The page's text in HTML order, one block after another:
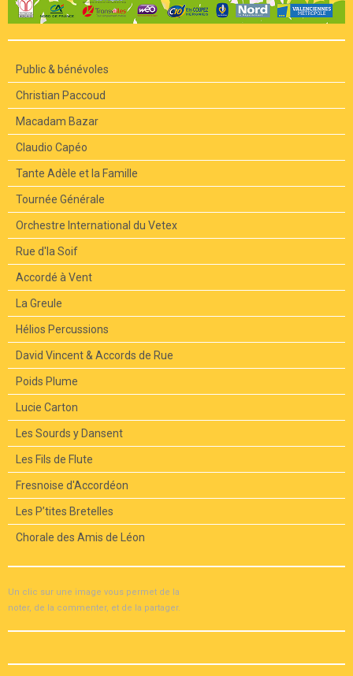
Public & bénévoles
Christian Paccoud
Macadam Bazar
Claudio Capéo
Tante Adèle et la Famille
Tournée Générale
Orchestre International du Vetex
Rue d'la Soif
Accordé à Vent
La Greule
Hélios Percussions
David Vincent & Accords de Rue
Poids Plume
Lucie Carton
Les Sourds y Dansent
Les Fils de Flute
Fresnoise d'Accordéon
Les P’tites Bretelles
Chorale des Amis de Léon
Un clic sur une image vous permet de la
noter, de la commenter, et de la partager.